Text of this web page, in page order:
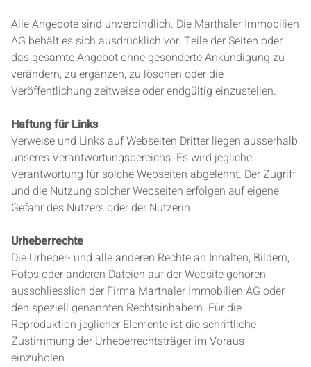
Alle Angebote sind unverbindlich. Die Marthaler Immobilien
AG behält es sich ausdrücklich vor, Teile der Seiten oder
das gesamte Angebot ohne gesonderte Ankündigung zu
verändern, zu ergänzen, zu löschen oder die
Veröffentlichung zeitweise oder endgültig einzustellen.
Haftung für Links
Verweise und Links auf Webseiten Dritter liegen ausserhalb
unseres Verantwortungsbereichs. Es wird jegliche
Verantwortung für solche Webseiten abgelehnt. Der Zugriff
und die Nutzung solcher Webseiten erfolgen auf eigene
Gefahr des Nutzers oder der Nutzerin.
Urheberrechte
Die Urheber- und alle anderen Rechte an Inhalten, Bildern,
Fotos oder anderen Dateien auf der Website gehören
ausschliesslich der Firma Marthaler Immobilien AG oder
den speziell genannten Rechtsinhabern. Für die
Reproduktion jeglicher Elemente ist die schriftliche
Zustimmung der Urheberrechtsträger im Voraus
einzuholen.